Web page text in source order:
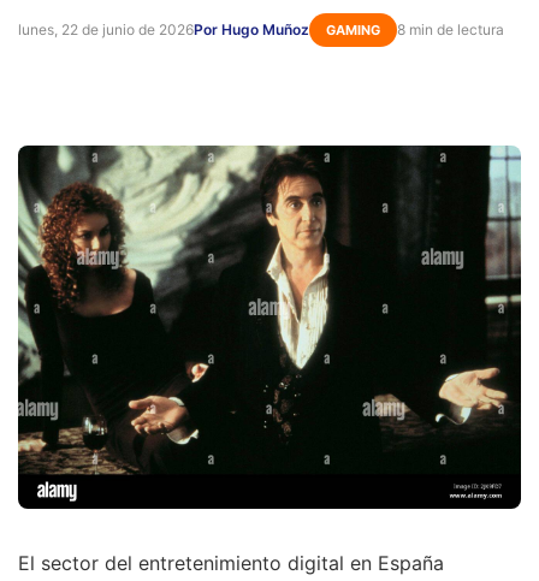
lunes, 22 de junio de 2026Por Hugo Muñoz GAMING 8 min de lectura
El sector del entretenimiento digital en España